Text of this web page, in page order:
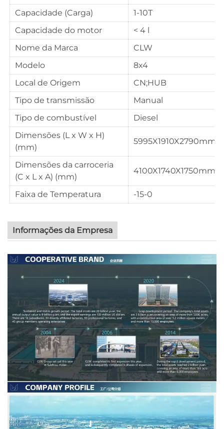
Capacidade (Carga)
1-10T
Capacidade do motor
< 4 l
Nome da Marca
CLW
Modelo
8x4
Local de Origem
CN;HUB
Tipo de transmissão
Manual
Tipo de combustível
Diesel
Dimensões (L x W x H)
(mm)
5995X1910X2790mm
Dimensões da carroceria
(C x L x A) (mm)
4100X1740X1750mm
Faixa de Temperatura -15-0
Informações da Empresa